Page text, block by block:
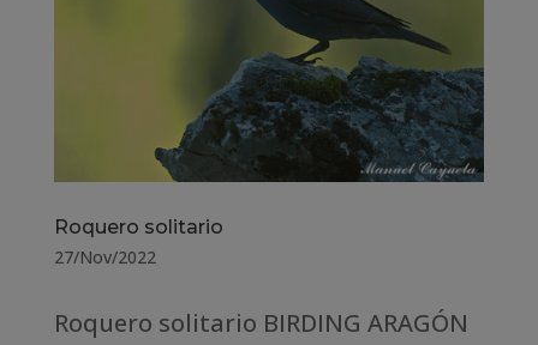
Roquero solitario
27/Nov/2022
Roquero solitario BIRDING ARAGÓN